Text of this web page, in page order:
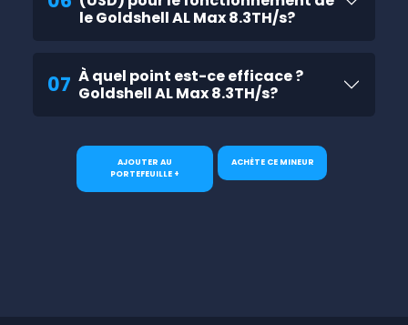
le Goldshell AL Max 8.3TH/s?
07 À quel point est-ce efficace ?
Goldshell AL Max 8.3TH/s?
AJOUTER AU
PORTEFEUILLE +
ACHÈTE CE MINEUR